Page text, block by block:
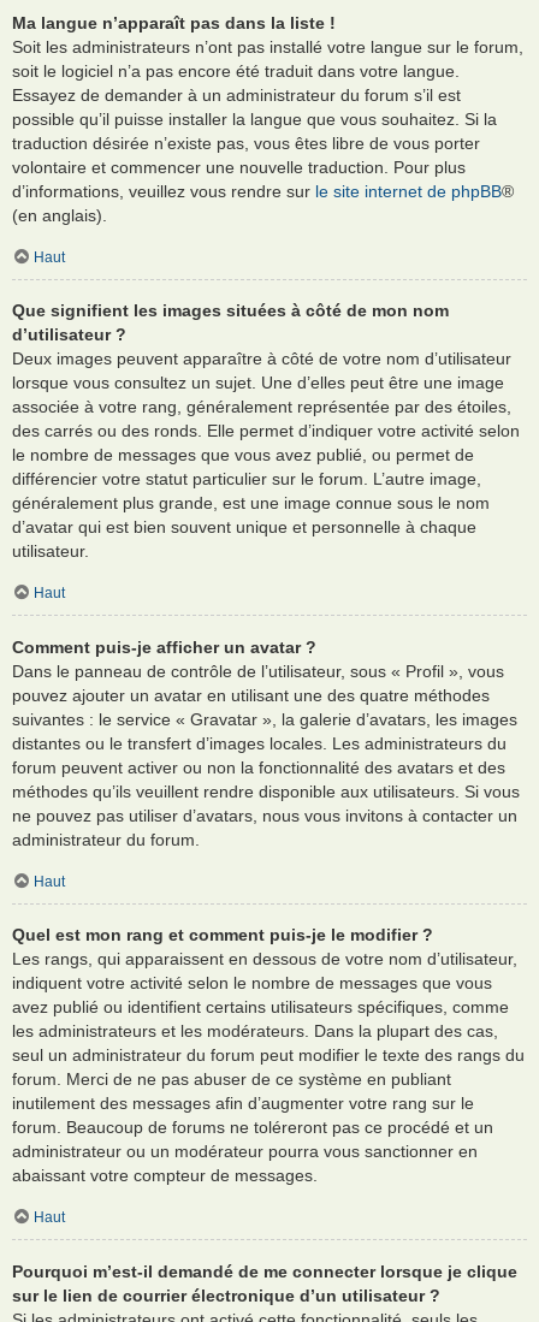
Ma langue n’apparaît pas dans la liste !
Soit les administrateurs n’ont pas installé votre langue sur le forum,
soit le logiciel n’a pas encore été traduit dans votre langue.
Essayez de demander à un administrateur du forum s’il est
possible qu’il puisse installer la langue que vous souhaitez. Si la
traduction désirée n’existe pas, vous êtes libre de vous porter
volontaire et commencer une nouvelle traduction. Pour plus
d’informations, veuillez vous rendre sur le site internet de phpBB®
(en anglais).
Haut
Que signifient les images situées à côté de mon nom
d’utilisateur ?
Deux images peuvent apparaître à côté de votre nom d’utilisateur
lorsque vous consultez un sujet. Une d’elles peut être une image
associée à votre rang, généralement représentée par des étoiles,
des carrés ou des ronds. Elle permet d’indiquer votre activité selon
le nombre de messages que vous avez publié, ou permet de
différencier votre statut particulier sur le forum. L’autre image,
généralement plus grande, est une image connue sous le nom
d’avatar qui est bien souvent unique et personnelle à chaque
utilisateur.
Haut
Comment puis-je afficher un avatar ?
Dans le panneau de contrôle de l’utilisateur, sous « Profil », vous
pouvez ajouter un avatar en utilisant une des quatre méthodes
suivantes : le service « Gravatar », la galerie d’avatars, les images
distantes ou le transfert d’images locales. Les administrateurs du
forum peuvent activer ou non la fonctionnalité des avatars et des
méthodes qu’ils veuillent rendre disponible aux utilisateurs. Si vous
ne pouvez pas utiliser d’avatars, nous vous invitons à contacter un
administrateur du forum.
Haut
Quel est mon rang et comment puis-je le modifier ?
Les rangs, qui apparaissent en dessous de votre nom d’utilisateur,
indiquent votre activité selon le nombre de messages que vous
avez publié ou identifient certains utilisateurs spécifiques, comme
les administrateurs et les modérateurs. Dans la plupart des cas,
seul un administrateur du forum peut modifier le texte des rangs du
forum. Merci de ne pas abuser de ce système en publiant
inutilement des messages afin d’augmenter votre rang sur le
forum. Beaucoup de forums ne toléreront pas ce procédé et un
administrateur ou un modérateur pourra vous sanctionner en
abaissant votre compteur de messages.
Haut
Pourquoi m’est-il demandé de me connecter lorsque je clique
sur le lien de courrier électronique d’un utilisateur ?